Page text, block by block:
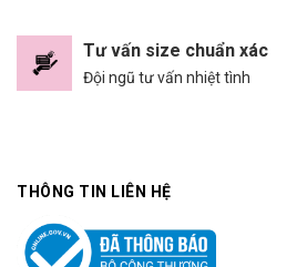
Tư vấn size chuẩn xác
Đội ngũ tư vấn nhiệt tình
THÔNG TIN LIÊN HỆ